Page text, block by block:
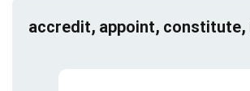
accredit, appoint,